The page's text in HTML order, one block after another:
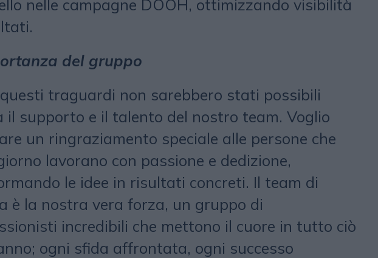
nelle campagne DOOH, ottimizzando visibilità
del gruppo
traguardi non sarebbero stati possibili
il supporto e il talento del nostro team. Voglio
un ringraziamento speciale alle persone che
lavorano con passione e dedizione,
le idee in risultati concreti. Il team di
è la nostra vera forza, un gruppo di
incredibili che mettono il cuore in tutto ciò
ogni sfida affrontata, ogni successo